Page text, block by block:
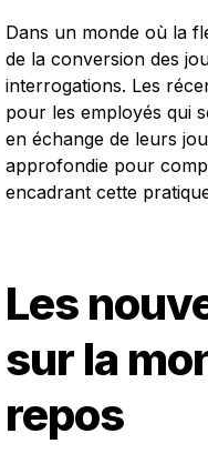
Dans un monde où la
de la conversion des
interrogations. Les
pour les employés qui
en échange de leurs
approfondie pour
encadrant cette
Les
sur la
repos